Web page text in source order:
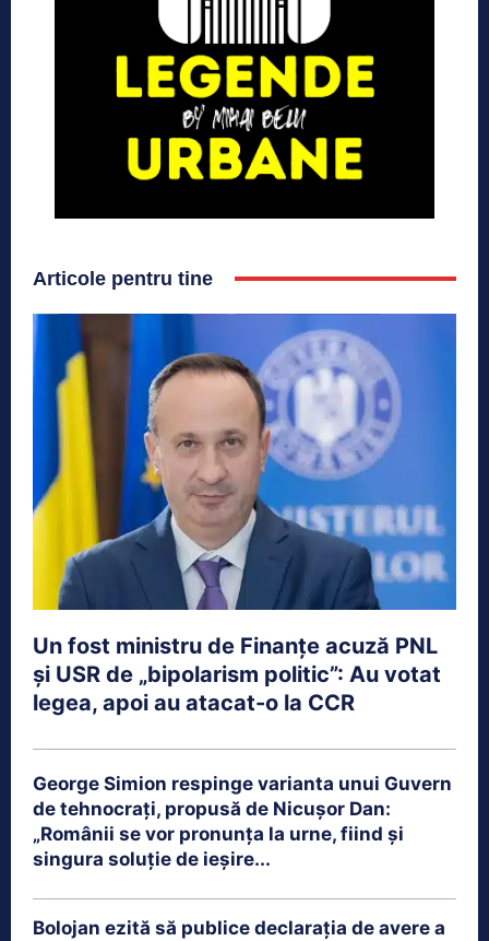
Articole pentru tine
Un fost ministru de Finanțe acuză PNL
și USR de „bipolarism politic”: Au votat
legea, apoi au atacat-o la CCR
George Simion respinge varianta unui Guvern
de tehnocrați, propusă de Nicușor Dan:
„Românii se vor pronunța la urne, fiind și
singura soluție de ieșire...
Bolojan ezită să publice declarația de avere a